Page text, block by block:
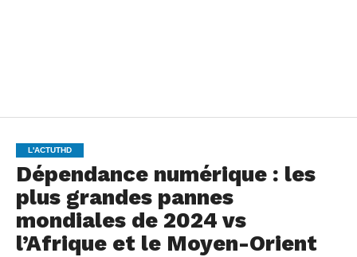
L'ACTUTHD
Dépendance numérique : les
plus grandes pannes
mondiales de 2024 vs
l’Afrique et le Moyen-Orient